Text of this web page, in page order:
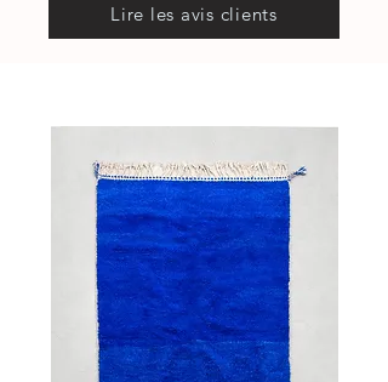
Lire les avis clients